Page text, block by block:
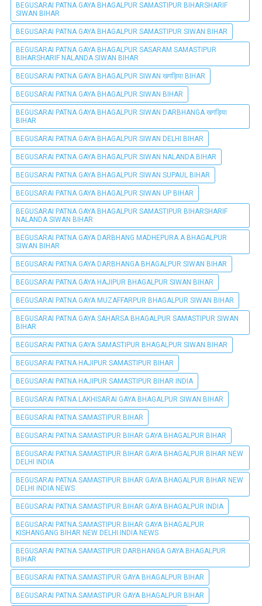
BEGUSARAI PATNA GAYA BHAGALPUR SAMASTIPUR BIHARSHARIF
SIWAN BIHAR
BEGUSARAI PATNA GAYA BHAGALPUR SAMASTIPUR SIWAN BIHAR
BEGUSARAI PATNA GAYA BHAGALPUR SASARAM SAMASTIPUR
BIHARSHARIF NALANDA SIWAN BIHAR
BEGUSARAI PATNA GAYA BHAGALPUR SIWAN खगड़िया BIHAR
BEGUSARAI PATNA GAYA BHAGALPUR SIWAN BIHAR
BEGUSARAI PATNA GAYA BHAGALPUR SIWAN DARBHANGA खगड़िया
BIHAR
BEGUSARAI PATNA GAYA BHAGALPUR SIWAN DELHI BIHAR
BEGUSARAI PATNA GAYA BHAGALPUR SIWAN NALANDA BIHAR
BEGUSARAI PATNA GAYA BHAGALPUR SIWAN SUPAUL BIHAR
BEGUSARAI PATNA GAYA BHAGALPUR SIWAN UP BIHAR
BEGUSARAI PATNA GAYA BHAGALPUR SAMASTIPUR BIHARSHARIF
NALANDA SIWAN BIHAR
BEGUSARAI PATNA GAYA DARBHANG MADHEPURA A BHAGALPUR
SIWAN BIHAR
BEGUSARAI PATNA GAYA DARBHANGA BHAGALPUR SIWAN BIHAR
BEGUSARAI PATNA GAYA HAJIPUR BHAGALPUR SIWAN BIHAR
BEGUSARAI PATNA GAYA MUZAFFARPUR BHAGALPUR SIWAN BIHAR
BEGUSARAI PATNA GAYA SAHARSA BHAGALPUR SAMASTIPUR SIWAN
BIHAR
BEGUSARAI PATNA GAYA SAMASTIPUR BHAGALPUR SIWAN BIHAR
BEGUSARAI PATNA HAJIPUR SAMASTIPUR BIHAR
BEGUSARAI PATNA HAJIPUR SAMASTIPUR BIHAR INDIA
BEGUSARAI PATNA LAKHISARAI GAYA BHAGALPUR SIWAN BIHAR
BEGUSARAI PATNA SAMASTIPUR BIHAR
BEGUSARAI PATNA SAMASTIPUR BIHAR GAYA BHAGALPUR BIHAR
BEGUSARAI PATNA SAMASTIPUR BIHAR GAYA BHAGALPUR BIHAR NEW
DELHI INDIA
BEGUSARAI PATNA SAMASTIPUR BIHAR GAYA BHAGALPUR BIHAR NEW
DELHI INDIA NEWS
BEGUSARAI PATNA SAMASTIPUR BIHAR GAYA BHAGALPUR INDIA
BEGUSARAI PATNA SAMASTIPUR BIHAR GAYA BHAGALPUR
KISHANGANG BIHAR NEW DELHI INDIA NEWS
BEGUSARAI PATNA SAMASTIPUR DARBHANGA GAYA BHAGALPUR
BIHAR
BEGUSARAI PATNA SAMASTIPUR GAYA BHAGALPUR BIHAR
BEGUSARAI PATNA SAMASTIPUR GAYA BHAGALPUR BIHAR